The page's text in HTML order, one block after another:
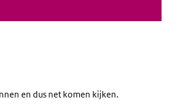
en dus net komen kijken.